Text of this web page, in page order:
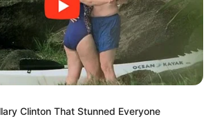
Clinton That Stunned Everyone